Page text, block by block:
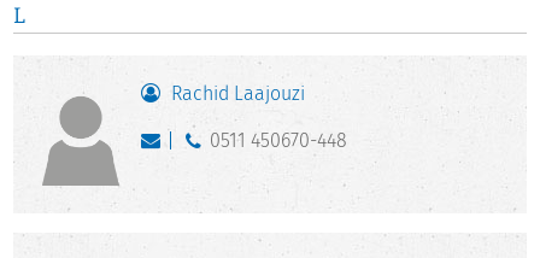
L
Rachid Laajouzi
0511 450670-448